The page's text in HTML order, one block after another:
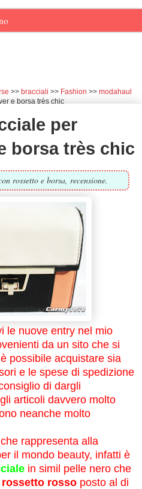
bracciali Fashion
modahaul
e borsa très chic
per
borsa très chic
rossetto e borsa, recensione.
le nuove entry nel mio
da un sito che si
possibile acquistare sia
e le spese di spedizione
di dargli
articoli davvero molto
neanche molto
rappresenta alla
il mondo beauty, infatti è
in simil pelle nero che
rossetto rosso posto al di